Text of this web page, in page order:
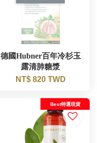
德國Hubner百年冷杉玉
露清肺糖漿
NT$ 820 TWD
Best特選現貨